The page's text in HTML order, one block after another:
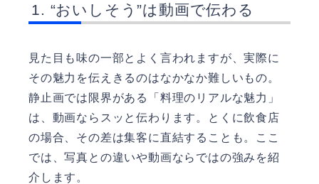
“おいしそう”は動画で伝わる
見た目も味の一部とよく言われますが、実際に
その魅力を伝えきるのはなかなか難しいもの。
静止画では限界がある「料理のリアルな魅力」
は、動画ならスッと伝わります。とくに飲食店
の場合、その差は集客に直結することも。ここ
では、写真との違いや動画ならではの強みを紹
介します。